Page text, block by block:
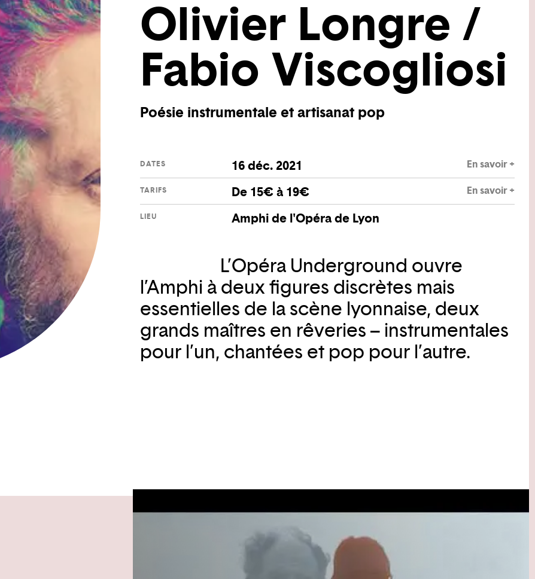
Olivier Longre /
Fabio Viscogliosi
Poésie instrumentale et artisanat pop
DATES 16 déc. 2021 En savoir +
TARIFS De 15€ à 19€ En savoir +
LIEU Amphi de l'Opéra de Lyon
L’Opéra Underground ouvre
l’Amphi à deux figures discrètes mais
essentielles de la scène lyonnaise, deux
grands maîtres en rêveries – instrumentales
pour l’un, chantées et pop pour l’autre.